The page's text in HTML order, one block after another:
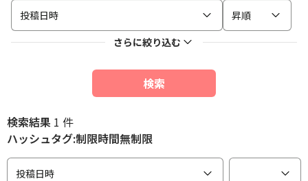
投稿日時
昇順
さらに絞り込む
検索
検索結果 1 件
ハッシュタグ:制限時間無制限
投稿日時